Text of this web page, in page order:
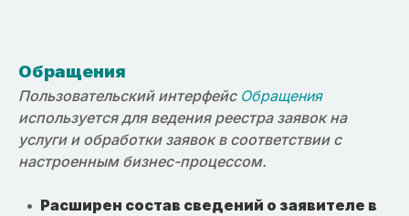
Обращения
Пользовательский интерфейс Обращения
используется для ведения реестра заявок на
услуги и обработки заявок в соответствии с
настроенным бизнес-процессом.
Расширен состав сведений о заявителе в